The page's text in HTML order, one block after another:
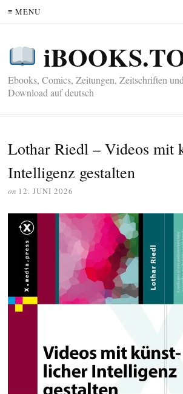
≡ MENU
Ebooks, Comics, Zeitungen, Zeitschriften
Download auf deutsch
Lothar Riedl – Videos mit
Intelligenz gestalten
on 12. JUNI 2026